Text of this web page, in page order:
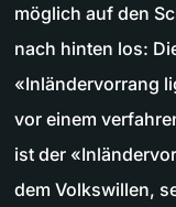
möglich auf den
nach hinten los:
«Inländervorrang
vor einem
ist der
dem Volkswillen,